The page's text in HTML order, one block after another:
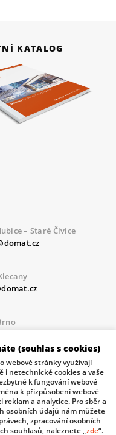
KATALOG
– Staré Čívice
akce
603 735 402
(souhlas s cookies)
webové stránky využívají
i netechnické cookies a vaše
k fungování webové
k přizpůsobení webové
a analytice. Pro sběr a
osobních údajů nám můžete
zpracování osobních
souhlasů, naleznete „zde“.